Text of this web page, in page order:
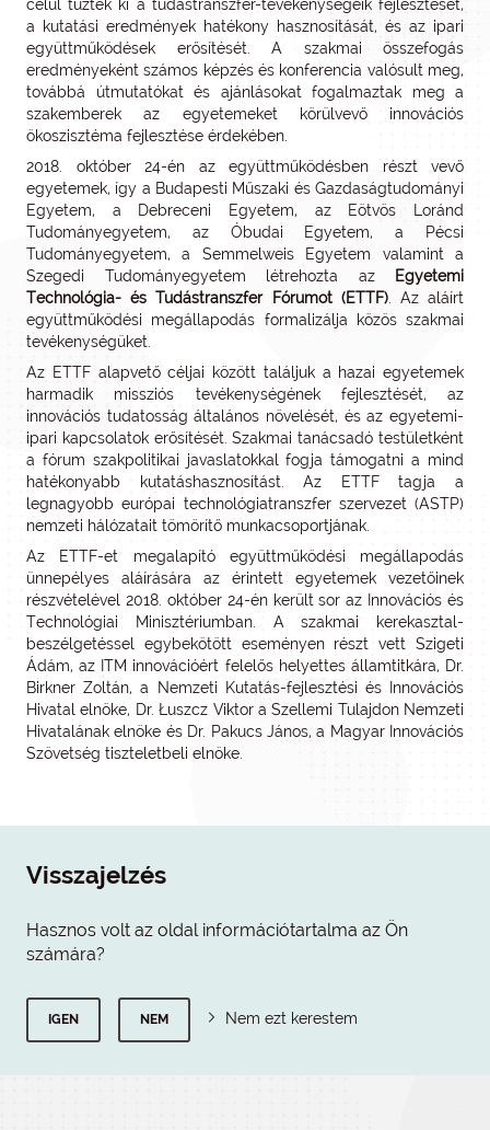
célul tűzték ki a tudástranszfer-tevékenységeik fejlesztését,
a kutatási eredmények hatékony hasznosítását, és az ipari
együttműködések erősítését. A szakmai összefogás
eredményeként számos képzés és konferencia valósult meg,
továbbá útmutatókat és ajánlásokat fogalmaztak meg a
szakemberek az egyetemeket körülvevő innovációs
ökoszisztéma fejlesztése érdekében.
2018. október 24-én az együttműködésben részt vevő
egyetemek, így a Budapesti Műszaki és Gazdaságtudományi
Egyetem, a Debreceni Egyetem, az Eötvös Loránd
Tudományegyetem, az Óbudai Egyetem, a Pécsi
Tudományegyetem, a Semmelweis Egyetem valamint a
Szegedi Tudományegyetem létrehozta az
Egyetemi
Technológia- és Tudástranszfer Fórumot (ETTF). Az aláírt
együttműködési megállapodás formalizálja közös szakmai
tevékenységüket.
Az ETTF alapvető céljai között találjuk a hazai egyetemek
harmadik missziós tevékenységének fejlesztését, az
innovációs tudatosság általános növelését, és az egyetemi-
ipari kapcsolatok erősítését. Szakmai tanácsadó testületként
a fórum szakpolitikai javaslatokkal fogja támogatni a mind
hatékonyabb kutatáshasznosítást. Az ETTF tagja a
legnagyobb európai technológiatranszfer szervezet (ASTP)
nemzeti hálózatait tömörítő munkacsoportjának.
Az ETTF-et megalapító együttműködési megállapodás
ünnepélyes aláírására az érintett egyetemek vezetőinek
részvételével 2018. október 24-én került sor az Innovációs és
Technológiai Minisztériumban. A szakmai kerekasztal-
beszélgetéssel egybekötött eseményen részt vett Szigeti
Ádám, az ITM innovációért felelős helyettes államtitkára, Dr.
Birkner Zoltán, a Nemzeti Kutatás-fejlesztési és Innovációs
Hivatal elnöke, Dr. Łuszcz Viktor a Szellemi Tulajdon Nemzeti
Hivatalának elnöke és Dr. Pakucs János, a Magyar Innovációs
Szövetség tiszteletbeli elnöke.
Visszajelzés
Hasznos volt az oldal információtartalma az Ön
számára?
IGEN NEM Nem ezt kerestem